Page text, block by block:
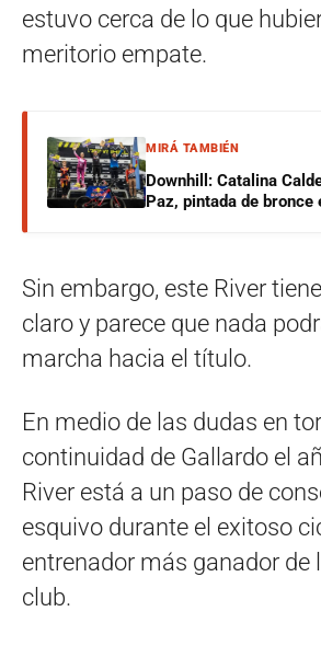
estuvo cerca de lo que
meritorio empate.
MIRÁ TAMBIÉN
Downhill: Catalina
Paz, pintada de bronce
Sin embargo, este River
claro y parece que nada
marcha hacia el título.
En medio de las dudas en
continuidad de Gallardo el
River está a un paso de
esquivo durante el exitoso
entrenador más ganador de
club.